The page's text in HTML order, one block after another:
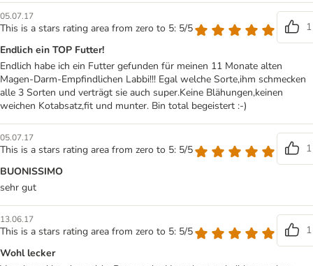
05.07.17
This is a stars rating area from zero to 5: 5/5
1
Endlich ein TOP Futter!
Endlich habe ich ein Futter gefunden für meinen 11 Monate alten
Magen-Darm-Empfindlichen Labbi!!! Egal welche Sorte,ihm schmecken
alle 3 Sorten und verträgt sie auch super.Keine Blähungen,keinen
weichen Kotabsatz,fit und munter. Bin total begeistert :-)
05.07.17
This is a stars rating area from zero to 5: 5/5
1
BUONISSIMO
sehr gut
13.06.17
This is a stars rating area from zero to 5: 5/5
1
Wohl lecker